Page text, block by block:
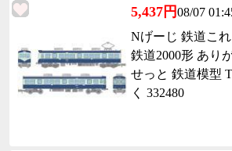
5,437円08/07
Nげーじ 鉄道こ
鉄道2000形 あり
せっと 鉄道模型
く 332480